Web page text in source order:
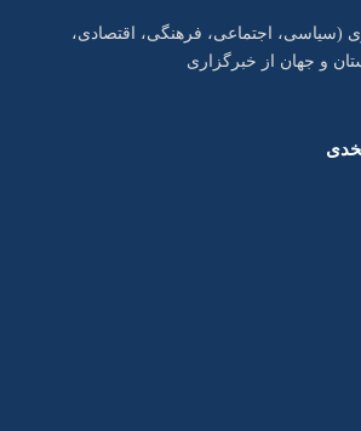
(سیاسی، اجتماعی، فرهنگی، اقتصادی،
و جهان از خبرگزاری